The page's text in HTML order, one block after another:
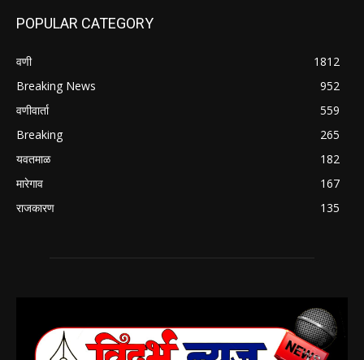
POPULAR CATEGORY
वणी
1812
Breaking News
952
वणीवार्ता
559
Breaking
265
यवतमाळ
182
मारेगाव
167
राजकारण
135